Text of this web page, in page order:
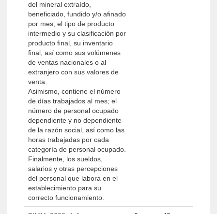
del mineral extraído,
beneficiado, fundido y/o afinado
por mes; el tipo de producto
intermedio y su clasificación por
producto final, su inventario
final, así como sus volúmenes
de ventas nacionales o al
extranjero con sus valores de
venta.
Asimismo, contiene el número
de días trabajados al mes; el
número de personal ocupado
dependiente y no dependiente
de la razón social, así como las
horas trabajadas por cada
categoría de personal ocupado.
Finalmente, los sueldos,
salarios y otras percepciones
del personal que labora en el
establecimiento para su
correcto funcionamiento.